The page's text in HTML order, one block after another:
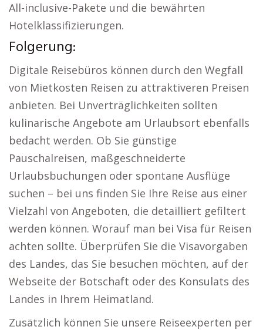
All-inclusive-Pakete und die bewährten
Hotelklassifizierungen.
Folgerung:
Digitale Reisebüros können durch den Wegfall
von Mietkosten Reisen zu attraktiveren Preisen
anbieten. Bei Unverträglichkeiten sollten
kulinarische Angebote am Urlaubsort ebenfalls
bedacht werden. Ob Sie günstige
Pauschalreisen, maßgeschneiderte
Urlaubsbuchungen oder spontane Ausflüge
suchen – bei uns finden Sie Ihre Reise aus einer
Vielzahl von Angeboten, die detailliert gefiltert
werden können. Worauf man bei Visa für Reisen
achten sollte. Überprüfen Sie die Visavorgaben
des Landes, das Sie besuchen möchten, auf der
Webseite der Botschaft oder des Konsulats des
Landes in Ihrem Heimatland.
Zusätzlich können Sie unsere Reiseexperten per